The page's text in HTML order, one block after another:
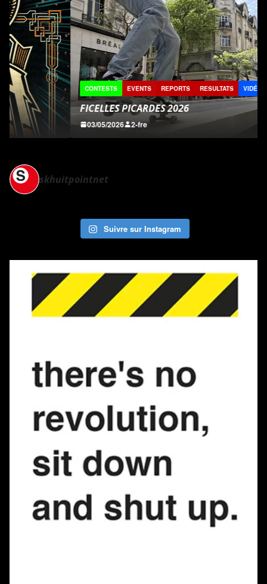
CONTESTS EVENTS REPORTS RESULTATS VIDÉOS
FICELLES PICARDES 2026
03/05/2026 2-fre
skhuitpointnet
Suivre sur Instagram